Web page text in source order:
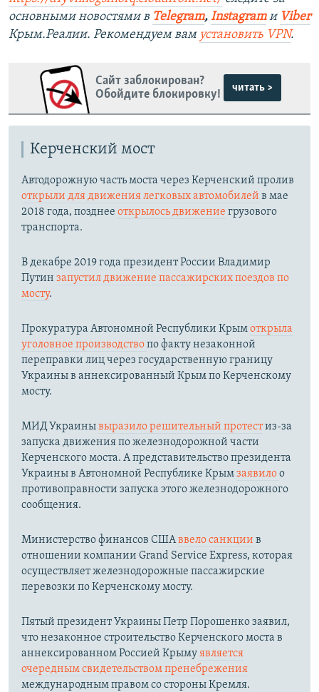
основными новостями в Telegram, Instagramи Viber
Крым.Реалии. Рекомендуем вам установить VPN.
Сайт заблокирован?
Обойдите блокировку!
читать >
Керченский мост
Автодорожную часть моста через Керченский пролив
открыли для движения легковых автомобилей в мае
2018 года, позднее открылось движение грузового
транспорта.
В декабре 2019 года президент России Владимир
Путин запустил движение пассажирских поездов по
мосту.
Прокуратура Автономной Республики Крымоткрыла
уголовное производствопо факту незаконной
переправки лиц через государственную границу
Украины в аннексированный Крым по Керченскому
мосту.​
МИД Украинывыразило решительный протестиз-за
запуска движения по железнодорожной части
Керченского моста. А представительство президента
Украины в Автономной Республике Крымзаявилоо
противоправности запуска этого железнодорожного
сообщения.
Министерство финансов СШАввело санкции в
отношении компании Grand Service Express, которая
осуществляет железнодорожные пассажирские
перевозки по Керченскому мосту.
Пятый президент Украины Петр Порошенко заявил,
что незаконное строительство Керченского моста в
аннексированном Россией Крымуявляется
очередным свидетельством пренебрежения
международным правом со стороны Кремля.